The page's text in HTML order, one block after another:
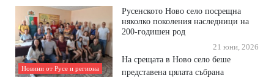
Новини от Русе и региона
Русенското Ново село посрещна
няколко поколения наследници на
200-годишен род
21 юни, 2026
На срещата в Ново село беше
представена цялата събрана